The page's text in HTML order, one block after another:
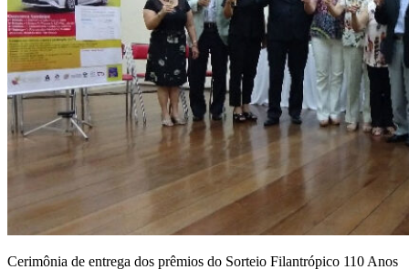
Cerimônia de entrega dos prêmios do Sorteio Filantrópico 110 Anos